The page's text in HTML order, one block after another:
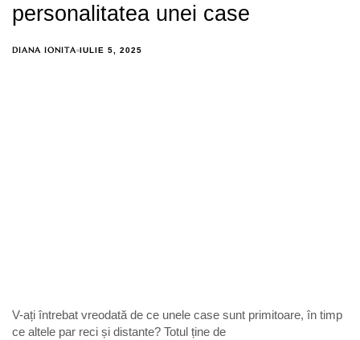
personalitatea unei case
DIANA IONITA IULIE 5, 2025
V-ați întrebat vreodată de ce unele case sunt primitoare, în timp
ce altele par reci și distante? Totul ține de